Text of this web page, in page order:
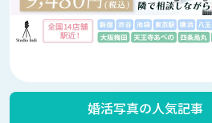
婚活写真の人気記事